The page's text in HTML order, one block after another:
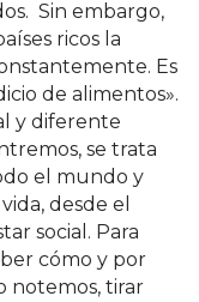
Sin embargo,
ricos la
Es
de alimentos».
y diferente
se trata
el mundo y
desde el
social. Para
cómo y por
notemos, tirar